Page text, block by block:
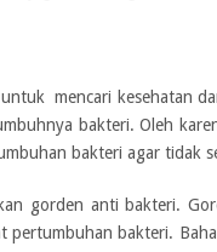
mencari kesehatan
bakteri. Oleh
bakteri agar tidak
gorden anti bakteri.
pertumbuhan bakteri.